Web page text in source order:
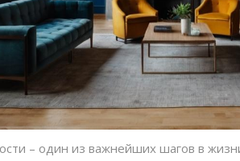
– один из важнейших шагов в